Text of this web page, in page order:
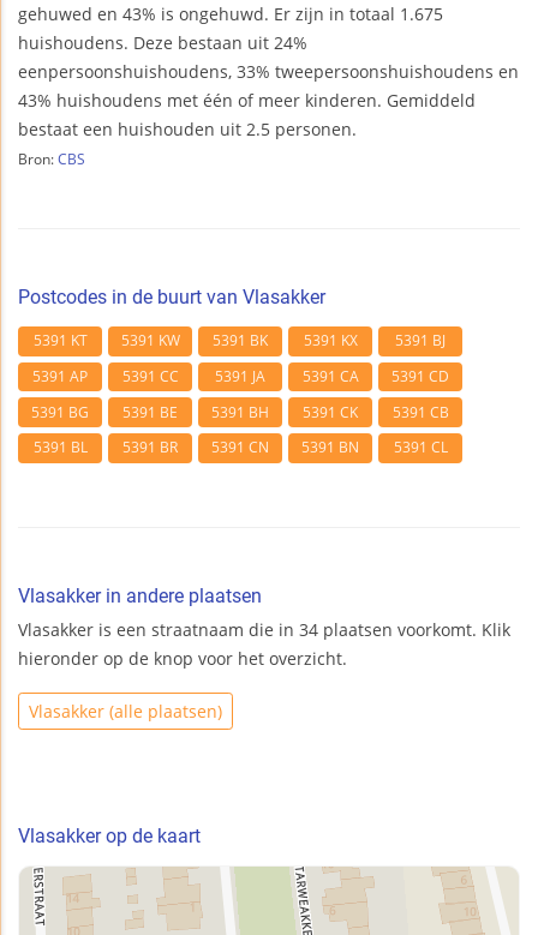
gehuwed en 43% is ongehuwd. Er zijn in totaal 1.675
huishoudens. Deze bestaan uit 24%
eenpersoonshuishoudens, 33% tweepersoonshuishoudens en
43% huishoudens met één of meer kinderen. Gemiddeld
bestaat een huishouden uit 2.5 personen.
Bron: CBS
Postcodes in de buurt van Vlasakker
5391 KT 5391 KW 5391 BK 5391 KX
5391 BJ
5391 AP
5391 CC 5391 JA 5391 CA
5391 CD
5391 BG
5391 BE 5391 BH 5391 CK
5391 CB
5391 BL
5391 BR 5391 CN 5391 BN 5391 CL
Vlasakker in andere plaatsen
Vlasakker is een straatnaam die in 34 plaatsen voorkomt. Klik
hieronder op de knop voor het overzicht.
Vlasakker (alle plaatsen)
Vlasakker op de kaart